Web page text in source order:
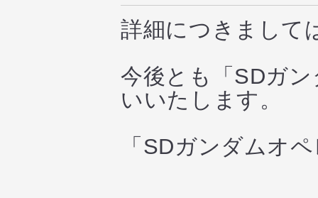
詳細につきまして
今後とも「SDガ
いいたします。
「SDガンダムオ